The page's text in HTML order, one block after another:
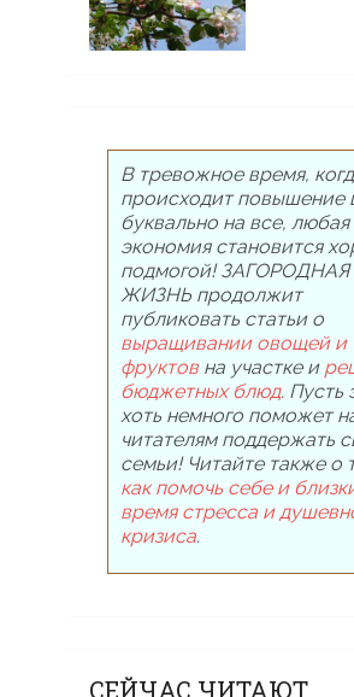
В тревожное время,
происходит повышение
буквально на все, любая
экономия становится
подмогой! ЗАГОРОДНАЯ
ЖИЗНЬ продолжит
публиковать статьи о
выращивании овощей и
фруктовна участке и
бюджетных блюд. Пусть
хоть немного поможет
читателям поддержать
семьи! Читайте также о
как помочь себе и
время стресса и
кризиса.
СЕЙЧАС ЧИТАЮТ